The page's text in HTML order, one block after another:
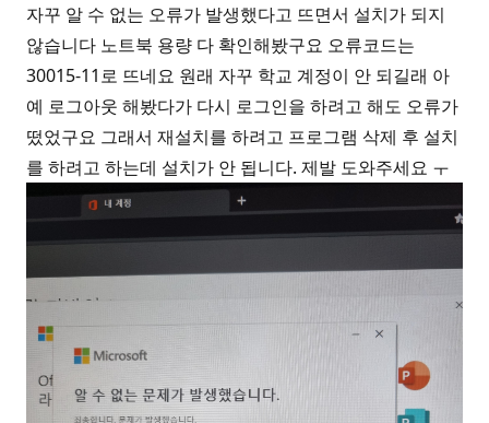
자꾸 알 수 없는 오류가 발생했다고 뜨면서 설치가 되지
않습니다 노트북 용량 다 확인해봤구요 오류코드는
30015-11로 뜨네요 원래 자꾸 학교 계정이 안 되길래 아
예 로그아웃 해봤다가 다시 로그인을 하려고 해도 오류가
떴었구요 그래서 재설치를 하려고 프로그램 삭제 후 설치
를 하려고 하는데 설치가 안 됩니다. 제발 도와주세요 ㅜ